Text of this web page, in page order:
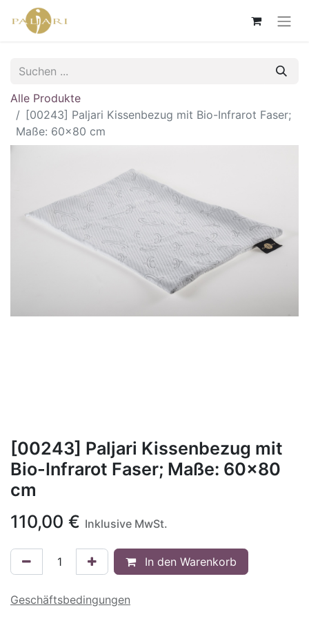
Alle Produkte
[00243] Paljari Kissenbezug mit Bio-Infrarot Faser;
Maße: 60x80 cm
[00243] Paljari Kissenbezug mit
Bio-Infrarot Faser; Maße: 60x80
cm
110,00 € Inklusive MwSt.
In den Warenkorb
Geschäftsbedingungen